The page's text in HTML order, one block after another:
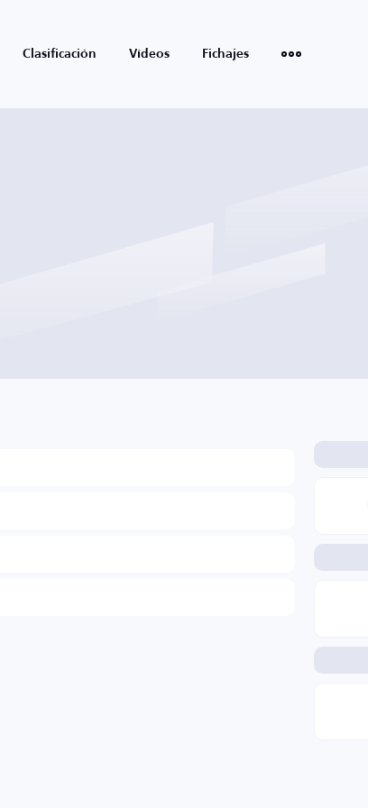
Clasificación Vídeos Fichajes